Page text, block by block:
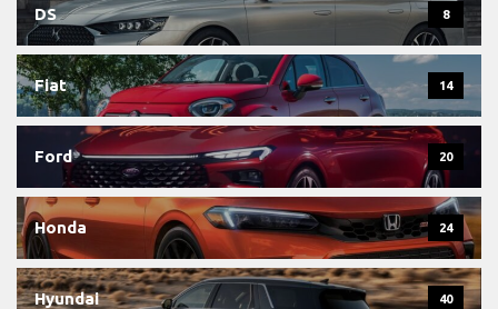
DS 8
Fiat 14
Ford 20
Honda 24
Hyundai 40